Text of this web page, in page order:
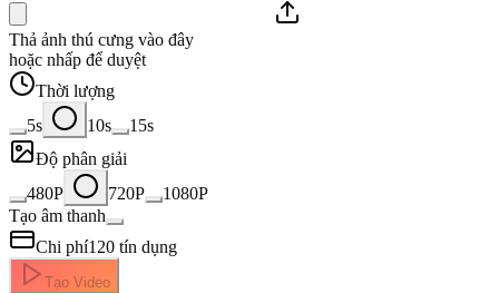
Thả ảnh thú cưng vào đây
hoặc nhấp để duyệt
Thời lượng
5s
10s
15s
Độ phân giải
480P
720P
1080P
Tạo âm thanh
Chi phí120 tín dụng
Tạo Video